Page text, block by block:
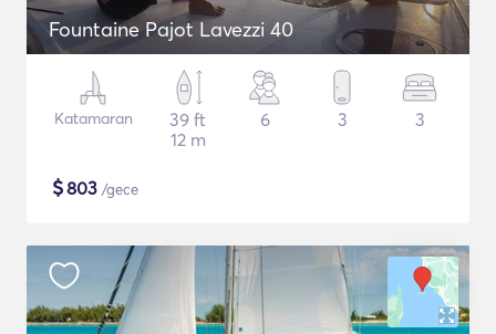
Fountaine Pajot Lavezzi 40
Katamaran
39 ft
12 m
6 3 3
$803 /gece